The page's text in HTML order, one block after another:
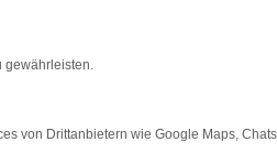
gewährleisten.
von Drittanbietern wie Google Maps,